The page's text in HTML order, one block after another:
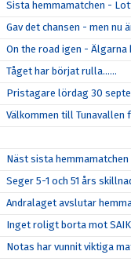
Sista hemmamatchen -
Gav det chansen - men nu
On the road igen - Älgarna
Tåget har börjat rulla……
Pristagare lördag 30
Välkommen till Tunavallen
Näst sista
Seger 5-1 och 51 års
Andralaget avslutar
Inget roligt borta mot SAIK
Notas har vunnit viktiga